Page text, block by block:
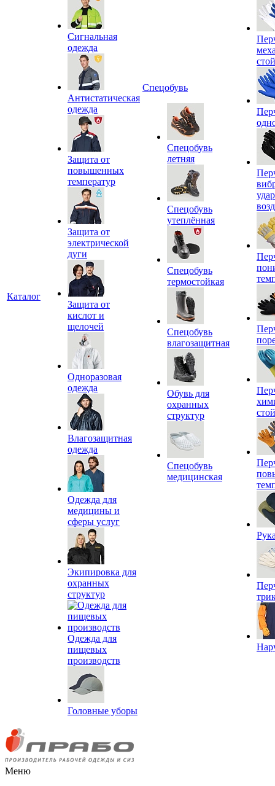
Каталог
Сигнальная
одежда
Антистатическая
одежда
Защита от
повышенных
температур
Защита от
электрической
дуги
Защита от
кислот и
щелочей
Одноразовая
одежда
Влагозащитная
одежда
Одежда для
медицины и
сферы услуг
Экипировка для
охранных
структур
Одежда для
пищевых
производств
Головные уборы
Спецобувь
Спецобувь
летняя
Спецобувь
утеплённая
Спецобувь
термостойкая
Спецобувь
влагозащитная
Обувь для
охранных
структур
Спецобувь
медицинская
Меню